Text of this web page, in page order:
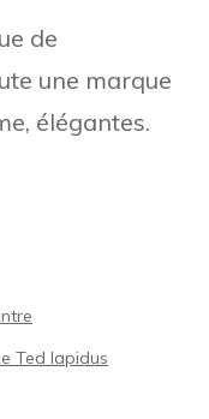
de
une marque
élégantes.
Ted lapidus